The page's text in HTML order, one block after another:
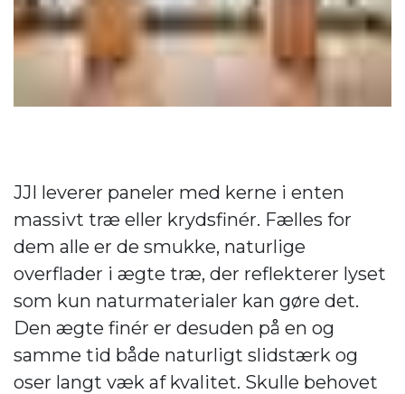
JJI leverer paneler med kerne i enten
massivt træ eller krydsfinér. Fælles for
dem alle er de smukke, naturlige
overflader i ægte træ, der reflekterer lyset
som kun naturmaterialer kan gøre det.
Den ægte finér er desuden på en og
samme tid både naturligt slidstærk og
oser langt væk af kvalitet. Skulle behovet